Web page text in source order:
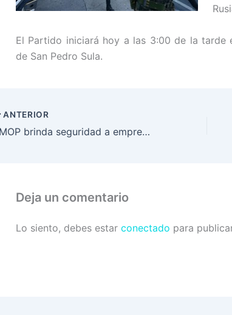
El Partido iniciará hoy a las 3:00 de la tarde
de San Pedro Sula.
ANTERIOR
PMOP brinda seguridad a empresas de transporte en Comayagüela
Deja un comentario
Lo siento, debes estar conectado para